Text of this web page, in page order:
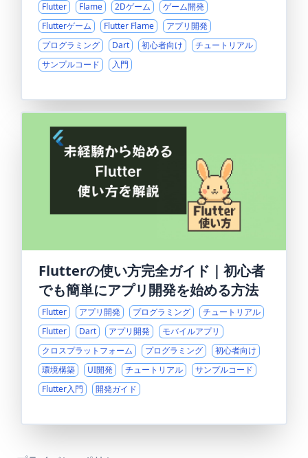
Flutter
Flame 2Dゲーム
ゲーム開発
Flutterゲーム
Flutter Flame
アプリ開発
プログラミング
Dart 初心者向け
チュートリアル
サンプルコード
入門
Flutterの使い方完全ガイド｜初心者
でも簡単にアプリ開発を始める方法
Flutter アプリ開発 プログラミング
チュートリアル
Flutter
Dart アプリ開発
モバイルアプリ
クロスプラットフォーム
プログラミング
初心者向け
環境構築
UI開発 チュートリアル
サンプルコード
Flutter入門
開発ガイド